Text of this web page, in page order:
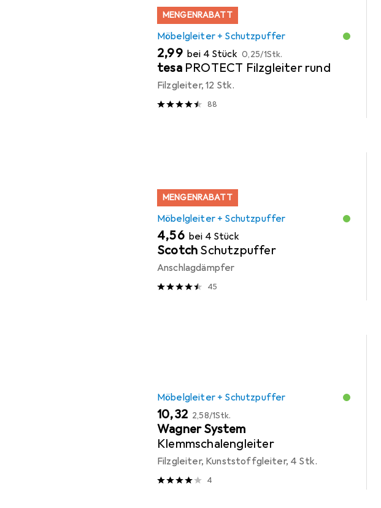
MENGENRABATT
Möbelgleiter + Schutzpuffer
EUR
2,99 bei 4 Stück EUR
0,25/1Stk.
tesa PROTECT Filzgleiter rund
Filzgleiter, 12 Stk.
88
MENGENRABATT
Möbelgleiter + Schutzpuffer
EUR
4,56 bei 4 Stück
Scotch Schutzpuffer
Anschlagdämpfer
45
Möbelgleiter + Schutzpuffer
EUR
10,32 EUR
2,58/1Stk.
Wagner System
Klemmschalengleiter
Filzgleiter, Kunststoffgleiter, 4 Stk.
4